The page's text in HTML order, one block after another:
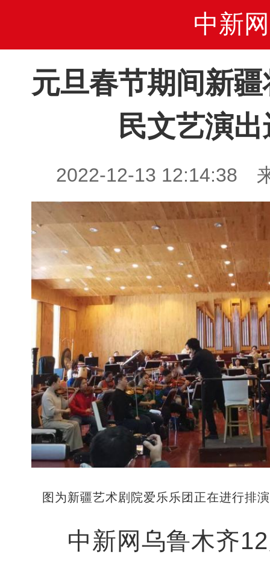
中新网
元旦春节期间新
民文艺演
2022-12-13 12:14:38
图为新疆艺术剧院爱乐乐团正在进行
中新网乌鲁木齐12